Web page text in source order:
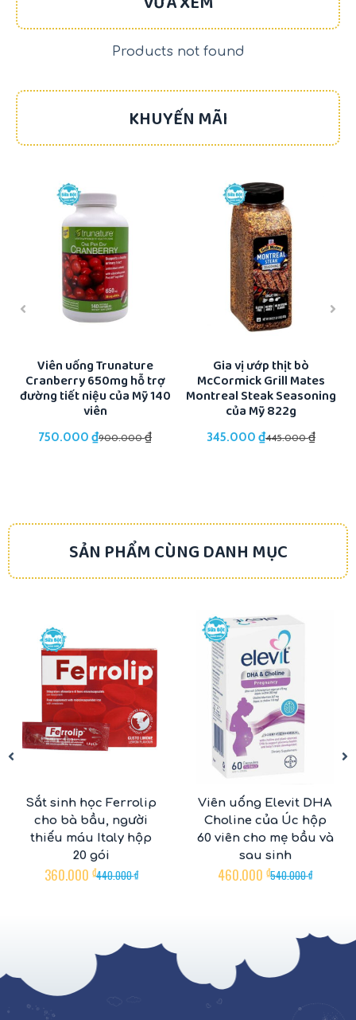
Products not found
KHUYẾN MÃI
Viên uống Trunature
Cranberry 650mg hỗ trợ
đường tiết niệu của Mỹ 140
viên
900.000₫
750.000 ₫
Gia vị ướp thịt bò
McCormick Grill Mates
Montreal Steak Seasoning
của Mỹ 822g
445.000₫
345.000 ₫
SẢN PHẨM CÙNG DANH MỤC
Sắt sinh học Ferrolip
cho bà bầu, người
thiếu máu Italy hộp
20 gói
440.000₫
360.000 ₫
Viên uống Elevit DHA
Choline của Úc hộp
60 viên cho mẹ bầu và
sau sinh
540.000₫
460.000 ₫